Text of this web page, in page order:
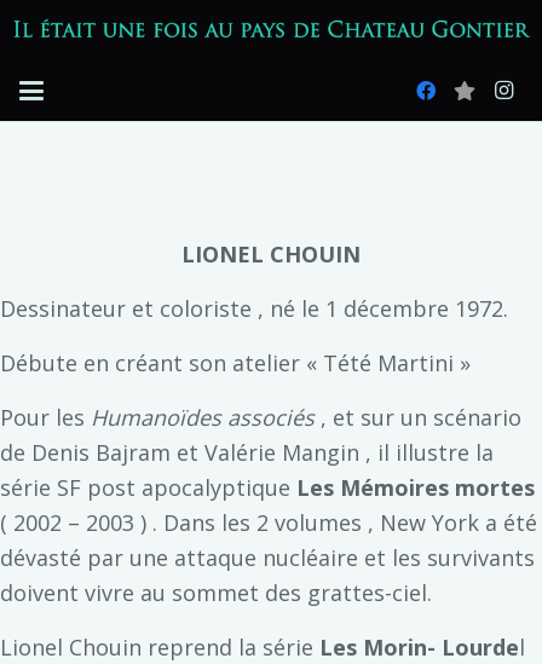
LIONEL CHOUIN
Dessinateur et coloriste , né le 1 décembre 1972.
Débute en créant son atelier « Tété Martini »
Pour les Humanoïdes associés, et sur un scénario
de Denis Bajram et Valérie Mangin , il illustre la
série SF post apocalyptique Les Mémoires mortes
( 2002 – 2003 ) . Dans les 2 volumes , New York a été
dévasté par une attaque nucléaire et les survivants
doivent vivre au sommet des grattes-ciel.
Lionel Chouin reprend la série Les Morin- Lourdel